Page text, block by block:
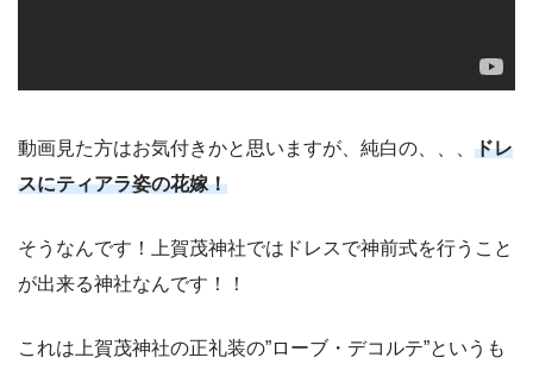
動画見た方はお気付きかと思いますが、純白の、、、 ドレ
スにティアラ姿の花嫁！
そうなんです！上賀茂神社ではドレスで神前式を行うこと
が出来る神社なんです！！
これは上賀茂神社の正礼装の”ローブ・デコルテ”というも